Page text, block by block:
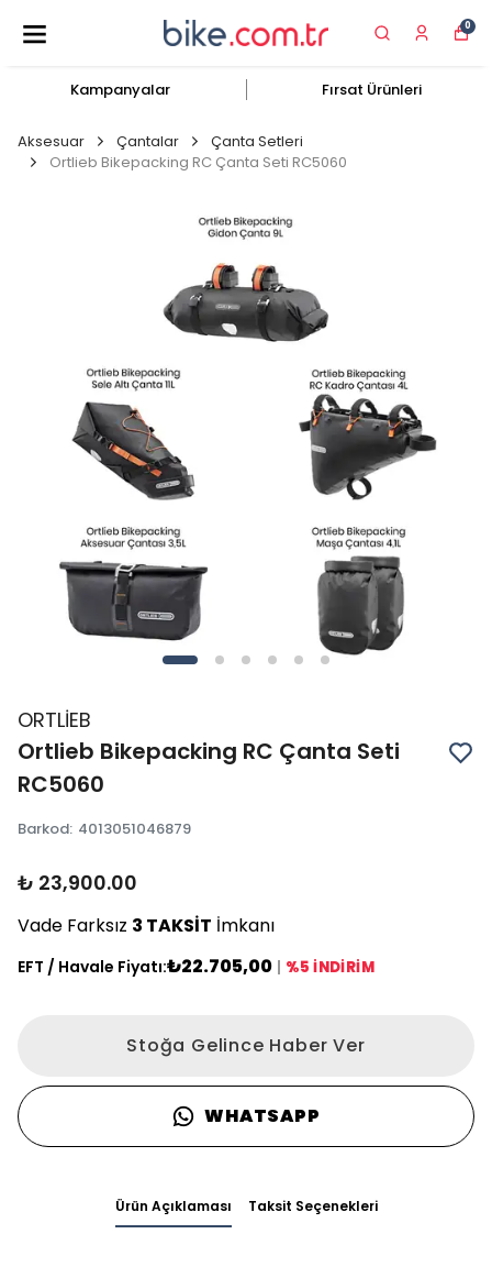
0
Kampanyalar Fırsat Ürünleri
Aksesuar Çantalar
Çanta Setleri
Ortlieb Bikepacking RC Çanta Seti RC5060
ORTLİEB
Ortlieb Bikepacking RC Çanta Seti
RC5060
Barkod: 4013051046879
₺ 23,900.00
Vade Farksız 3 TAKSİT İmkanı
EFT / Havale Fiyatı:₺22.705,00 | %5 İNDİRİM
Stoğa Gelince Haber Ver
WHATSAPP
Ürün Açıklaması Taksit Seçenekleri